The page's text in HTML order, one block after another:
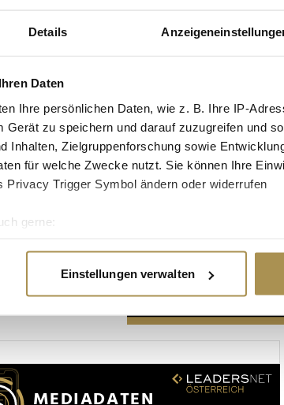
Details
Daten
Ihre persönlichen Daten, wie z. B. Ihre IP-
zu speichern und darauf zuzugreifen und
Inhalten, Zielgruppenforschung sowie
für welche Zwecke nutzt. Sie können Ihre
Trigger Symbol ändern oder widerrufen
gerne:
Daten verarbeitet werden, und legen
Anzeigen zu personalisieren, Funktionen für
Medien, Werbung und Analysen weiter. Unsere
die Sie ihnen bereitgestellt haben oder
Einstellungen verwalten
Advertisement